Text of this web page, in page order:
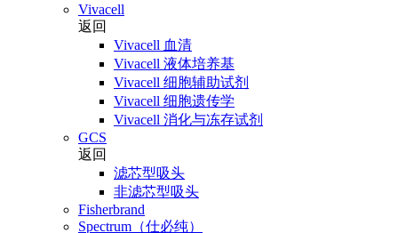
Vivacell
返回
Vivacell 血清
Vivacell 液体培养基
Vivacell 细胞辅助试剂
Vivacell 细胞遗传学
Vivacell 消化与冻存试剂
GCS
返回
滤芯型吸头
非滤芯型吸头
Fisherbrand
Spectrum（仕必纯）